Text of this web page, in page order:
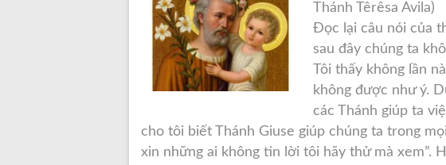
Thánh Têrêsa Avila)
Đọc lại câu nói của
sau đây chúng ta
Tôi thấy không lần
không được như ý.
các Thánh giúp ta
cho tôi biết Thánh Giuse giúp chúng ta trong
xin những ai không tin lời tôi hãy thử mà xem”.